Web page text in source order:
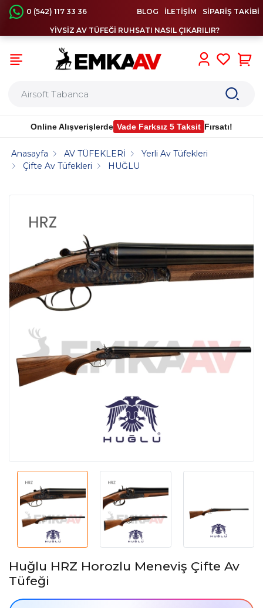
0 (542) 117 33 36 BLOG İLETİŞİM SİPARİŞ TAKİBİ
YİVSİZ AV TÜFEĞİ RUHSATI NASIL ÇIKARILIR?
Online Alışverişlerde Vade Farksız 5 Taksit Fırsatı!
Anasayfa AV TÜFEKLERİ
Yerli Av Tüfekleri
Çifte Av Tüfekleri
HUĞLU
Huğlu HRZ Horozlu Meneviş Çifte Av
Tüfeği